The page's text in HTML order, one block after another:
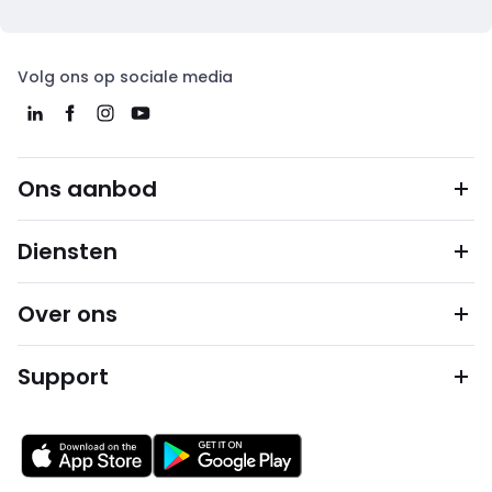
Volg ons op sociale media
Ons aanbod
Diensten
Over ons
Support